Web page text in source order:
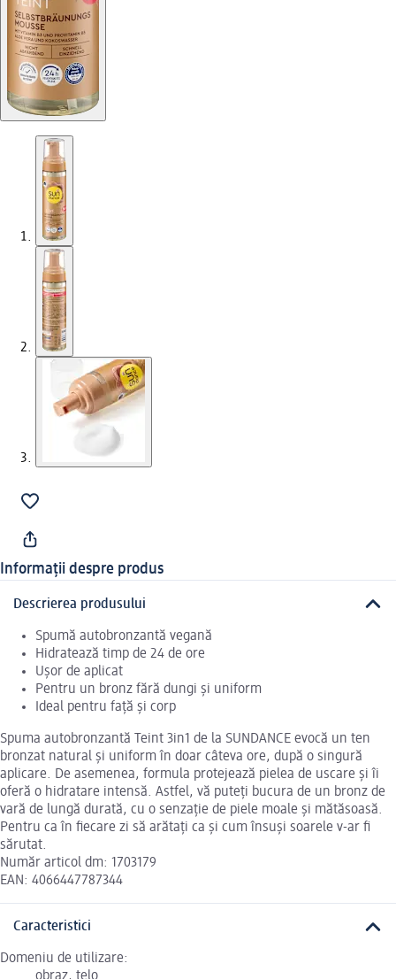
Informații despre produs
Descrierea produsului
Spumă autobronzantă vegană
Hidratează timp de 24 de ore
Ușor de aplicat
Pentru un bronz fără dungi și uniform
Ideal pentru față și corp
Spuma autobronzantă Teint 3in1 de la SUNDANCE evocă un ten
bronzat natural și uniform în doar câteva ore, după o singură
aplicare. De asemenea, formula protejează pielea de uscare și îi
oferă o hidratare intensă. Astfel, vă puteți bucura de un bronz de
vară de lungă durată, cu o senzație de piele moale și mătăsoasă.
Pentru ca în fiecare zi să arătați ca și cum însuși soarele v-ar fi
sărutat.
Număr articol dm: 1703179
EAN: 4066447787344
Caracteristici
Domeniu de utilizare: